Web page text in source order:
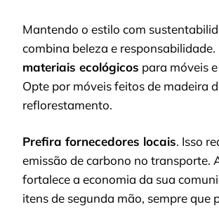
Mantendo o estilo com
combina beleza e responsabilidade.
materiais ecológicos para móveis
Opte por móveis feitos de madeira
reflorestamento.
Prefira fornecedores locais. Isso
emissão de carbono no transporte.
fortalece a economia da sua
itens de segunda mão, sempre que